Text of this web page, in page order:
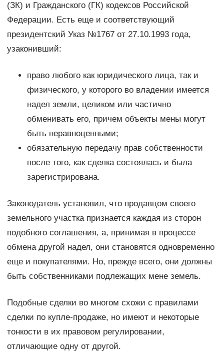
(ЗК) и Гражданского (ГК) кодексов Российской
Федерации. Есть еще и соответствующий
президентский Указ №1767 от 27.10.1993 года,
узаконивший:
право любого как юридического лица, так и
физического, у которого во владении имеется
надел земли, целиком или частично
обменивать его, причем объекты мены могут
быть неравноценными;
обязательную передачу прав собственности
после того, как сделка состоялась и была
зарегистрирована.
Законодатель установил, что продавцом своего
земельного участка признается каждая из сторон
подобного соглашения, а, принимая в процессе
обмена другой надел, они становятся одновременно
еще и покупателями. Но, прежде всего, они должны
быть собственниками подлежащих мене земель.
Подобные сделки во многом схожи с правилами
сделки по купле-продаже, но имеют и некоторые
тонкости в их правовом регулировании,
отличающие одну от другой.